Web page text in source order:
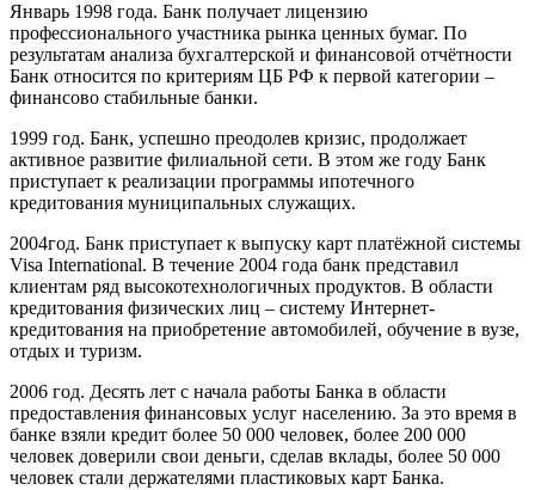
Январь 1998 года. Банк получает лицензию
профессионального участника рынка ценных бумаг. По
результатам анализа бухгалтерской и финансовой отчётности
Банк относится по критериям ЦБ РФ к первой категории –
финансово стабильные банки.
1999 год. Банк, успешно преодолев кризис, продолжает
активное развитие филиальной сети. В этом же году Банк
приступает к реализации программы ипотечного
кредитования муниципальных служащих.
2004год. Банк приступает к выпуску карт платёжной системы
Visa International. В течение 2004 года банк представил
клиентам ряд высокотехнологичных продуктов. В области
кредитования физических лиц – систему Интернет-
кредитования на приобретение автомобилей, обучение в вузе,
отдых и туризм.
2006 год. Десять лет с начала работы Банка в области
предоставления финансовых услуг населению. За это время в
банке взяли кредит более 50 000 человек, более 200 000
человек доверили свои деньги, сделав вклады, более 50 000
человек стали держателями пластиковых карт Банка.